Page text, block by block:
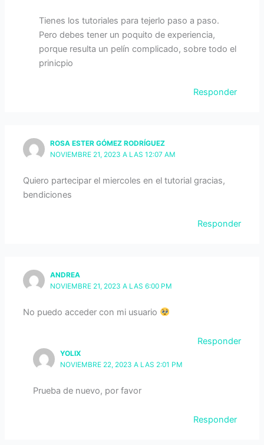
Tienes los tutoriales para tejerlo paso a paso.
Pero debes tener un poquito de experiencia,
porque resulta un pelín complicado, sobre todo el
prinicpio
Responder
ROSA ESTER GÓMEZ RODRÍGUEZ
NOVIEMBRE 21, 2023 A LAS 12:07 AM
Quiero partecipar el miercoles en el tutorial gracias,
bendiciones
Responder
ANDREA
NOVIEMBRE 21, 2023 A LAS 6:00 PM
No puedo acceder con mi usuario
Responder
YOLIX
NOVIEMBRE 22, 2023 A LAS 2:01 PM
Prueba de nuevo, por favor
Responder